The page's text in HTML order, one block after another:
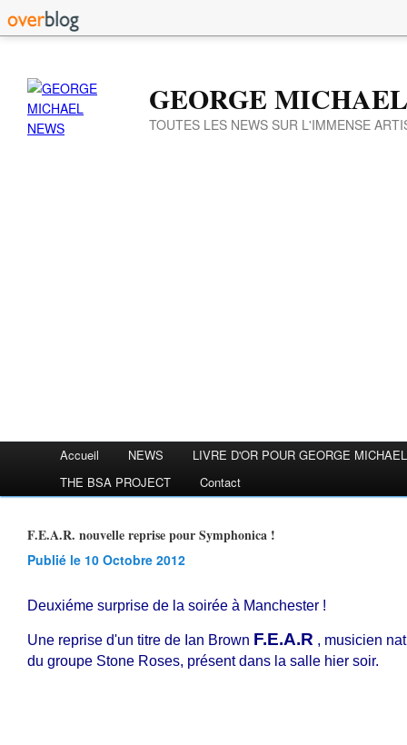
GEORGE
TOUTES LES NEWS SUR L'IMMENSE
Accueil NEWS
LIVRE D'OR POUR GEORGE MICHAEL
THE BSA PROJECT
Contact
F.E.A.R. nouvelle reprise pour Symphonica !
Publié le 10 Octobre 2012
Deuxiéme surprise de la soirée à Manchester !
Une reprise d'un titre de Ian Brown F.E.A.R , musicien
du groupe Stone Roses, présent dans la salle hier soir.